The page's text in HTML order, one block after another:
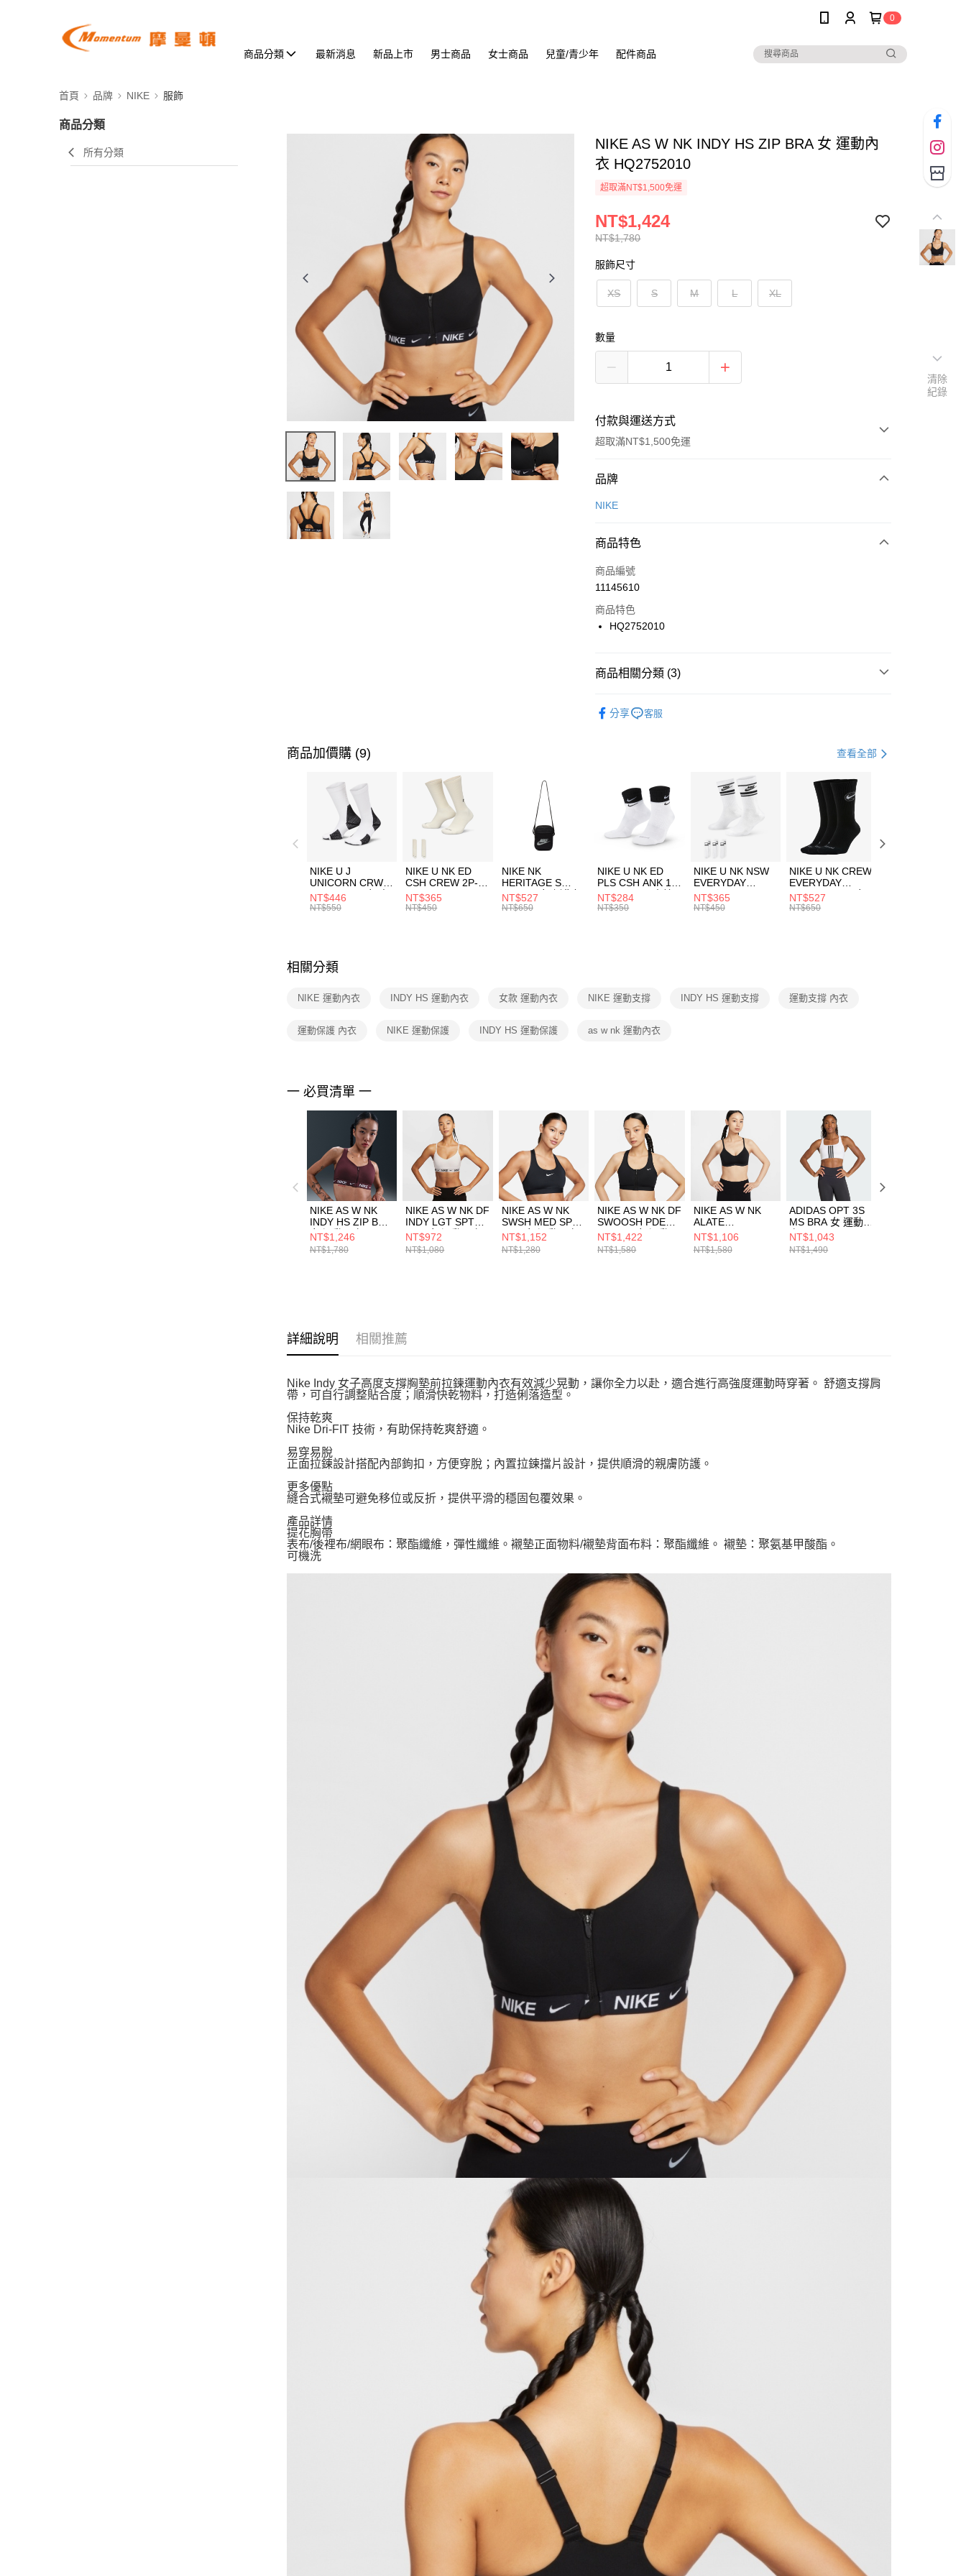
0
商品分類 最新消息 新品上市 男士商品 女士商品 兒童/青少年 配件商品
首頁 品牌 NIKE 服飾
商品分類
所有分類
NIKE AS W NK INDY HS ZIP BRA 女 運動內
衣 HQ2752010
超取滿NT$1,500免運
NT$1,780
NT$1,424
服飾尺寸
XS S M L XL
數量
付款與運送方式
超取滿NT$1,500免運
付款方式
信用卡一次付款
合作金庫商業銀行
華南商業銀行
上海商業儲蓄銀行
國泰世華商業銀行
聯邦商業銀行
台新國際商業銀行
LINE Pay
Apple Pay
悠遊付
【關於「AFTEE先享後付」】
３．安心：先確認商品／服務後，再付款。
【「AFTEE先享後付」結帳流程】
１．於結帳方式選擇「AFTEE先享後付」後，將跳轉至「AFTEE先享後
付」結帳頁面，進行簡訊認證並確認金額後，即可完成結帳。
２．訂單成立數日內，您將收到繳費通知簡訊。
３．收到繳費通知簡訊後14天內，點擊此簡訊中的連結，可透過四大超商
／ATM／網路銀行／等多元方式進行付款，方視為交易完成。
※ 請注意：結帳手續完成當下不需立刻繳費，但若您需要取消訂單，請聯
絡購買商品的店家。未經商家同意取消之訂單仍視為有效，需透過AFTEE
先享後付繳納相關費用。
交易，需依本服務之必要範圍內提供個人資料，並將交易相關給付款項請
２．關於個人資料處理事宜，請瀏覽以下網址：
結果請求用戶進行身份認證。
５．嚴禁一人註冊多個帳號或使用他人資訊註冊。若發現惡意使用之情
形，恩沛科技股份有限公司將有權停止該用戶之使用額度並採取法律行
動。
每筆NT$100，滿NT$1,500(含以上)免運費
每筆NT$100，滿NT$1,500(含以上)免運費
付款後門市自取
每筆NT$100，滿NT$1,500(含以上)免運費
品牌
NIKE
商品特色
商品編號
11145610
商品特色
HQ2752010
商品相關分類 (3)
分享 客服
商品加價購 (9) 查看全部
NIKE U J
UNICORN CRW
1PR -160 男女 中
統襪 FZ3393100
NT$446
NT$550
NIKE U NK ED
CSH CREW 2P-
144 EMBRDY 男
女 短統襪
NT$365
NT$450
NIKE NK
HERITAGE S
SMIT 男女 側背包
BA5871010
NT$527
NT$650
NIKE U NK ED
PLS CSH ANK 1P
144 DBL 男 中統
襪 DH4058104
NT$284
NT$350
NIKE U NK NSW
EVERYDAY
ESSENTIAL CR
男女 短統襪
NT$365
NT$450
NIKE U NK CREW
EVERYDAY
BBALL 3PR 男女
長統襪
NT$527
NT$650
相關分類
NIKE 運動內衣 INDY HS 運動內衣 女款 運動內衣 NIKE 運動支撐 INDY HS 運動支撐 運動支撐 內衣
運動保護 內衣 NIKE 運動保護 INDY HS 運動保護 as w nk 運動內衣
一 必買清單 一
NIKE AS W NK
INDY HS ZIP BRA
女 運動內衣
HQ2752652
NT$1,246
NT$1,780
NIKE AS W NK DF
INDY LGT SPT
BRA 女 運動內衣
FD1063101
NT$972
NT$1,080
NIKE AS W NK
SWSH MED SPT
BRA 女 運動內衣
DX6822010
NT$1,152
NT$1,280
NIKE AS W NK DF
SWOOSH PDED
FZ BRA 女 運動內
衣 FN2732010
NT$1,422
NT$1,580
NIKE AS W NK
ALATE
MINIMALIST
LSBRA 女 運動內
衣 FQ3551010
NT$1,106
NT$1,580
ADIDAS OPT 3S
MS BRA 女 運動內
衣 KA0103
NT$1,043
NT$1,490
詳細說明 相關推薦
Nike Indy 女子高度支撐胸墊前拉鍊運動內衣有效減少晃動，讓你全力以赴，適合進行高強度運動時穿著。 舒適支撐肩
帶，可自行調整貼合度；順滑快乾物料，打造俐落造型。
保持乾爽
Nike Dri-FIT 技術，有助保持乾爽舒適。
易穿易脫
正面拉鍊設計搭配內部鉤扣，方便穿脫；內置拉鍊擋片設計，提供順滑的親膚防護。
更多優點
縫合式襯墊可避免移位或反折，提供平滑的穩固包覆效果。
產品詳情
提花胸帶
表布/後裡布/網眼布：聚酯纖維，彈性纖維。襯墊正面物料/襯墊背面布料：聚酯纖維。 襯墊：聚氨基甲酸酯。
可機洗
清除
紀錄